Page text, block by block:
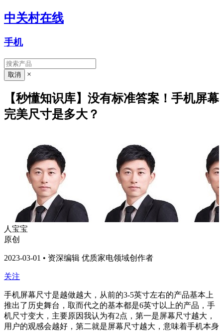
中关村在线
手机
×
【秒懂知识库】没有标准答案！手机屏幕
完美尺寸是多大？
人宝宝
原创
2023-03-01 • 资深编辑 优质家电领域创作者
关注
手机屏幕尺寸是越做越大，从前的3-5英寸左右的产品基本上
推出了历史舞台，取而代之的基本都是6英寸以上的产品，手
机尺寸变大，主要原因我认为有2点，第一是屏幕尺寸越大，
用户的观感会越好，第二就是屏幕尺寸越大，意味着手机本身